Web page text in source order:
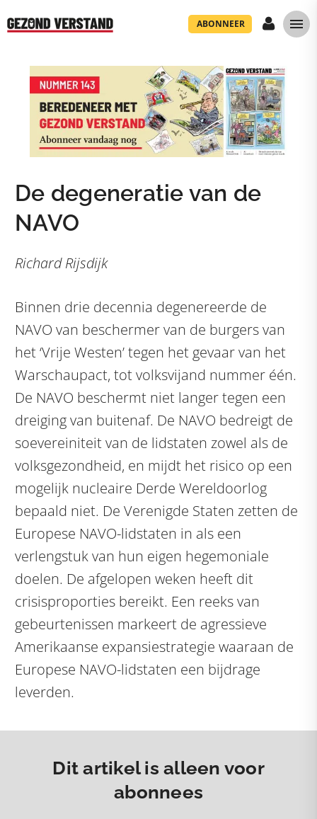
ABONNEER
De degeneratie van de
NAVO
Richard Rijsdijk
Binnen drie decennia degenereerde de
NAVO van beschermer van de burgers van
het ‘Vrije Westen’ tegen het gevaar van het
Warschaupact, tot volksvijand nummer één.
De NAVO beschermt niet langer tegen een
dreiging van buitenaf. De NAVO bedreigt de
soevereiniteit van de lidstaten zowel als de
volksgezondheid, en mijdt het risico op een
mogelijk nucleaire Derde Wereldoorlog
bepaald niet. De Verenigde Staten zetten de
Europese NAVO-lidstaten in als een
verlengstuk van hun eigen hegemoniale
doelen. De afgelopen weken heeft dit
crisisproporties bereikt. Een reeks van
gebeurtenissen markeert de agressieve
Amerikaanse expansiestrategie waaraan de
Europese NAVO-lidstaten een bijdrage
leverden.
Dit artikel is alleen voor
abonnees